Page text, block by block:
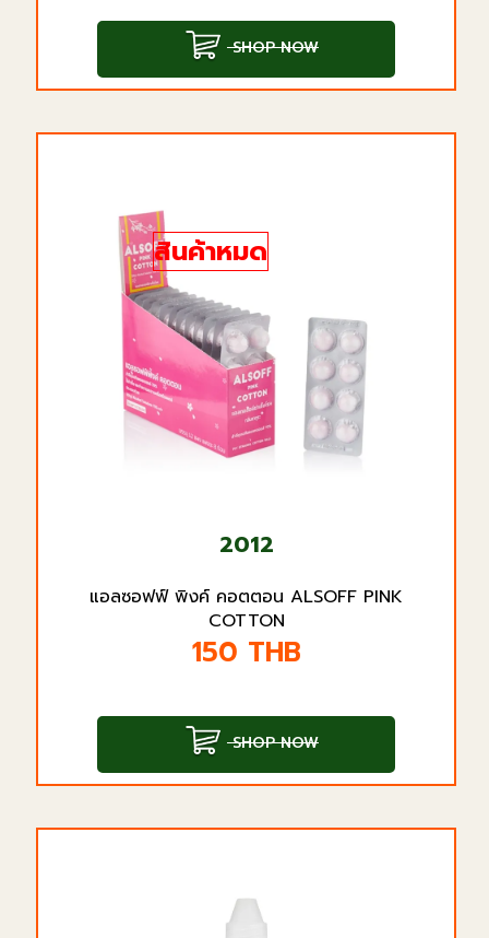
SHOP NOW
สินค้าหมด
2012
แอลซอฟฟ์ พิงค์ คอตตอน ALSOFF PINK
COTTON
150 THB
SHOP NOW